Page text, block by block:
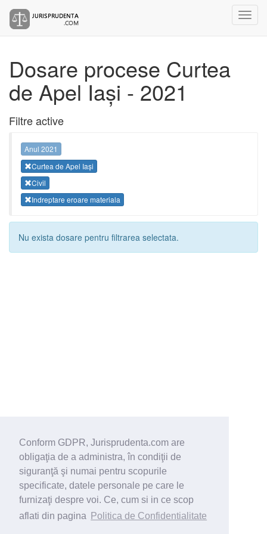
Conform GDPR, Jurisprudenta.com are
obligaţia de a administra, în condiţii de
siguranţă şi numai pentru scopurile
specificate, datele personale pe care le
furnizaţi despre voi. Ce, cum si in ce scop
aflati din pagina
Politica de Confidentialitate
Dosare procese Curtea
de Apel Iași - 2021
Filtre active
Anul 2021
Curtea de Apel Iași
Civil
Indreptare eroare materiala
Nu exista dosare pentru filtrarea selectata.